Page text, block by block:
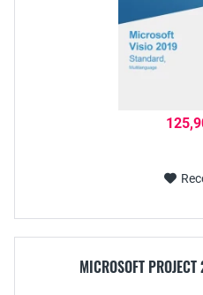
MICROSOFT